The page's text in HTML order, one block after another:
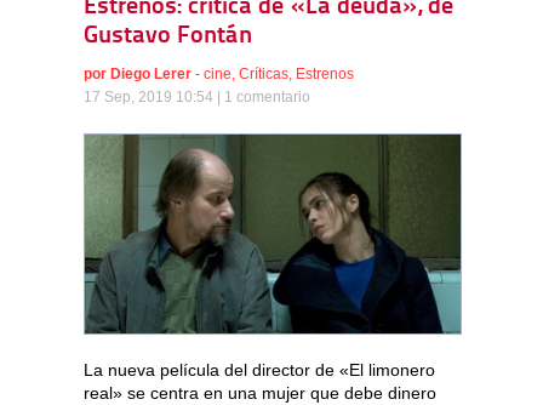
Estrenos: crítica de «La deuda», de
Gustavo Fontán
por Diego Lerer - cine, Críticas, Estrenos
17 Sep, 2019 10:54 | 1 comentario
La nueva película del director de «El limonero
real» se centra en una mujer que debe dinero